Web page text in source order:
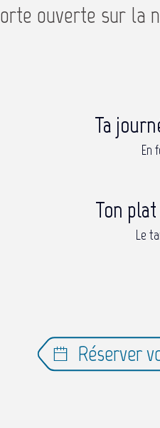
ouverte sur la
Ta
En
Ton
Le
Réserver